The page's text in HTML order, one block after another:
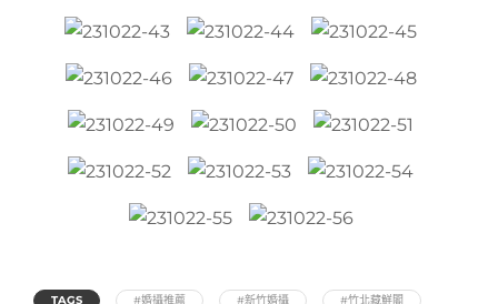
TAGS #婚攝推薦 #新竹婚攝 #竹北藏鮮閣